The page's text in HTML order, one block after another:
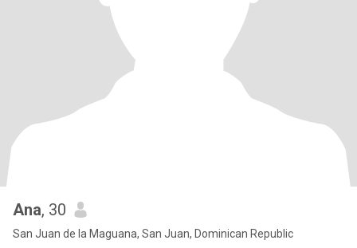
Ana, 30
San Juan de la Maguana, San Juan, Dominican Republic